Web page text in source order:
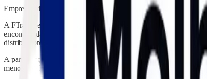
Empresa líder de mercado participa pela primeira vez da feira,
A FTrade, empresa pertencente ao Grupo Allog e líder de
encontros da cadeia global de frutas e hortaliças no hemisfério
distribuidores e empresas de tecnologia do setor.
A participação na feira marca também um momento simbólico
menos que 31% em volume de frutas exportadas em relação ao